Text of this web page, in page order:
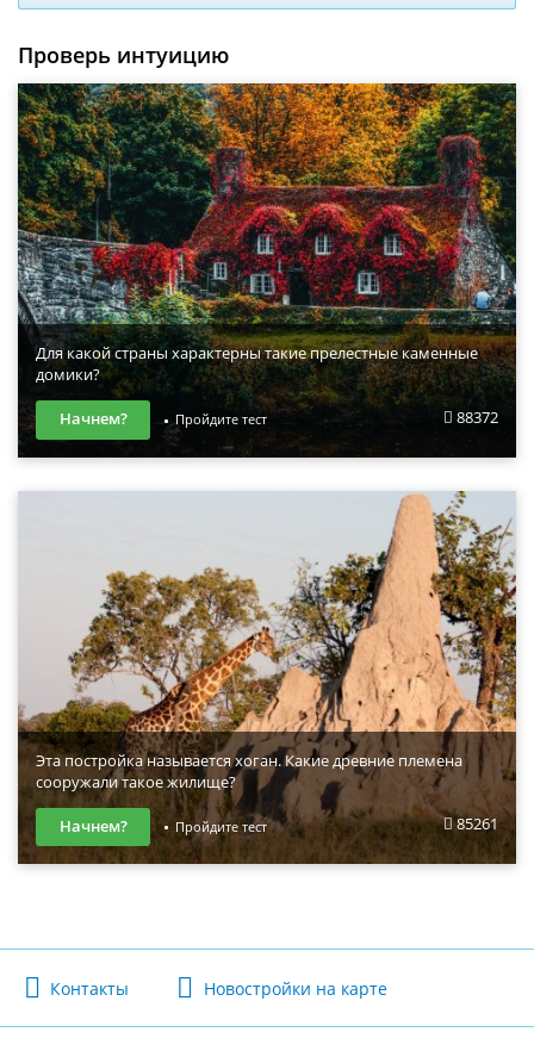
Проверь интуицию
Для какой страны характерны такие прелестные каменные
домики?
88372
Начнем? Пройдите тест
Эта постройка называется хоган. Какие древние племена
сооружали такое жилище?
85261
Начнем? Пройдите тест
Контакты Новостройки на карте